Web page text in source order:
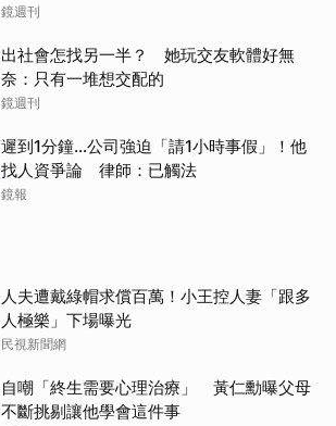
過此類
鏡週刊
出社會怎找另一半？ 她玩交友軟體好無
奈：只有一堆想交配的
鏡週刊
遲到1分鐘…公司強迫「請1小時事假」！他
找人資爭論 律師：已觸法
鏡報
人夫遭戴綠帽求償百萬！小王控人妻「跟多
人極樂」下場曝光
民視新聞網
自嘲「終生需要心理治療」 黃仁勳曝父母
不斷挑剔讓他學會這件事